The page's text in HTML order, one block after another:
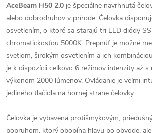
AceBeam H50 2.0 je špeciálne navrhnutá
alebo dobrodruhov v prírode. Čelovka
osvetlením, o ktoré sa starajú tri LED diódy
chromatickosťou 5000K. Prepnúť je možné
svetlom, širokým osvetlením a ich
je k dispozícii celkovo 6 režimov intenzity až s
výkonom 2000 lúmenov. Ovládanie je veľmi
jediného tlačidla na hornej strane čelovky.
Čelovka je vybavená protišmykovým,
popruhom, ktorý obopína hlavu po obvode,